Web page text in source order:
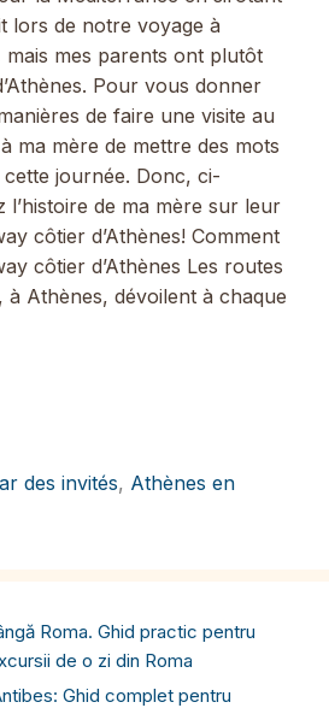
lors de notre voyage à
mais mes parents ont plutôt
Pour vous donner
de faire une visite au
à ma mère de mettre des mots
journée. Donc, ci-
l’histoire de ma mère sur leur
côtier d’Athènes! Comment
côtier d’Athènes Les routes
à Athènes, dévoilent à chaque
des invités, Athènes en
Roma. Ghid practic pentru
de o zi din Roma
Ghid complet pentru